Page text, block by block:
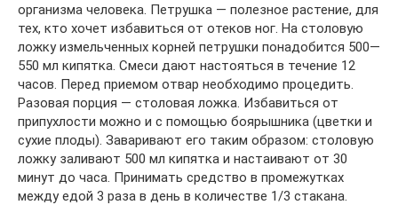
организма человека. Петрушка — полезное растение, для
тех, кто хочет избавиться от отеков ног. На столовую
ложку измельченных корней петрушки понадобится 500—
550 мл кипятка. Смеси дают настояться в течение 12
часов. Перед приемом отвар необходимо процедить.
Разовая порция — столовая ложка. Избавиться от
припухлости можно и с помощью боярышника (цветки и
сухие плоды). Заваривают его таким образом: столовую
ложку заливают 500 мл кипятка и настаивают от 30
минут до часа. Принимать средство в промежутках
между едой 3 раза в день в количестве 1/3 стакана.